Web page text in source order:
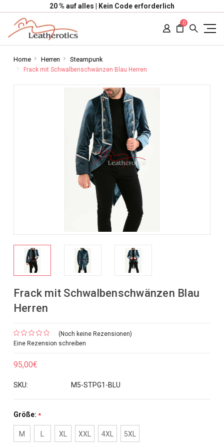
20 % auf alles | Kein Code erforderlich
0
Home Herren Steampunk
Frack mit Schwalbenschwänzen Blau Herren
Frack mit Schwalbenschwänzen Blau
Herren
(Noch keine Rezensionen)
Eine Rezension schreiben
95,00€
SKU: M5-STPG1-BLU
Größe: *
M XL XXL 4XL 5XL